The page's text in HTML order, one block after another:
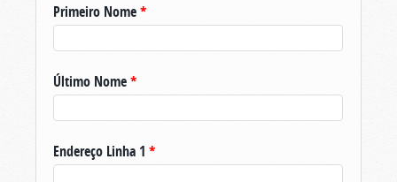
Primeiro Nome*
Último Nome*
Endereço Linha 1 *